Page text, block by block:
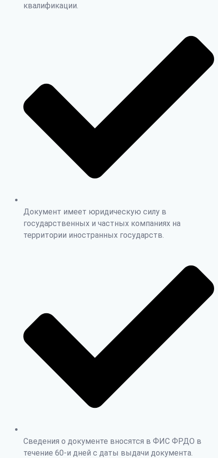
квалификации.
Документ имеет юридическую силу в
государственных и частных компаниях на
территории иностранных государств.
Сведения о документе вносятся в ФИС ФРДО в
течение 60-и дней с даты выдачи документа.